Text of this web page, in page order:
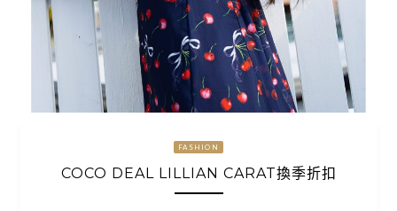
FASHION
COCO DEAL LILLIAN CARAT換季折扣